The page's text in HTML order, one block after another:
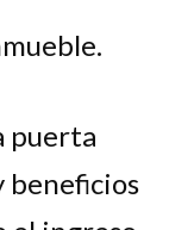
puerta
beneficios